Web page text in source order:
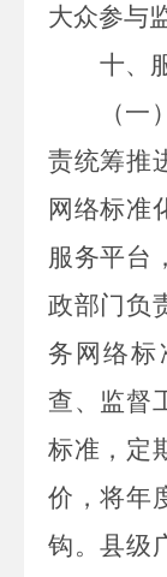
大众参与
十、
（
责统筹推
网络标准
服务平台
政部门负
务网络标
查、监督
标准，定
价，将年
钩。县级